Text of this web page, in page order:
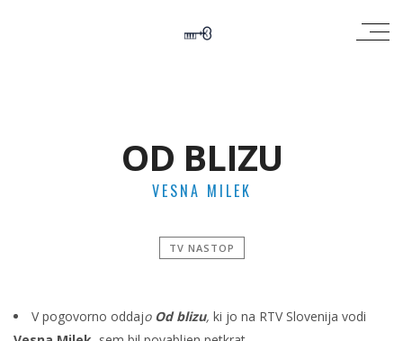
OD BLIZU
VESNA MILEK
TV NASTOP
V pogovorno oddajo Od blizu, ki jo na RTV Slovenija vodi